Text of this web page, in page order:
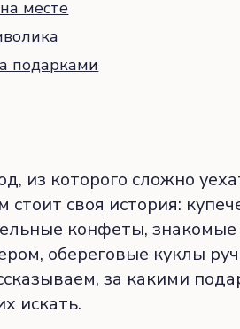
месте
подарками
из которого сложно
своя история:
конфеты, знакомые
обереговые куклы
за какими
искать.